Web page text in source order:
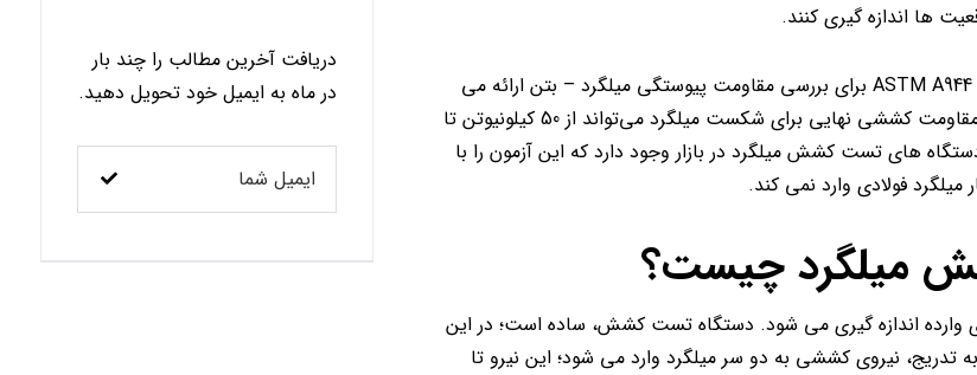
ها اندازه گیری کنند.
طبق تعریف فوق، استاندارد ASTM A370 برای محصولات فولادی و استاندارد ASTM A944 برای بررسی مقاومت پیوستگی میلگرد – بتن ارائه می
شوند. بر اساس مشخصات استاندارد ASTM برای گریدهای مختلف میلگرد، مقاومت کششی نهایی برای شکست میلگرد می‌تواند از 50 کیلونیوتن تا
های تست کشش میلگرد در بازار وجود دارد که این آزمون را با
فولادی وارد نمی کند.
میلگرد چیست؟
اندازه گیری می شود. دستگاه تست کشش، ساده است؛ در این
تدریج، نیروی کششی به دو سر میلگرد وارد می شود؛ این نیرو تا
دریافت آخرین مطالب را چند بار
در ماه به ایمیل خود تحویل دهید.